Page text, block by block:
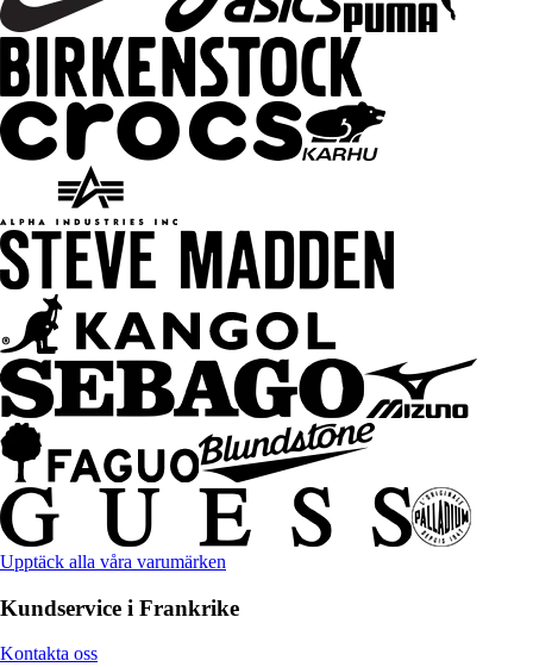
Upptäck alla våra varumärken
Kundservice i Frankrike
Kontakta oss